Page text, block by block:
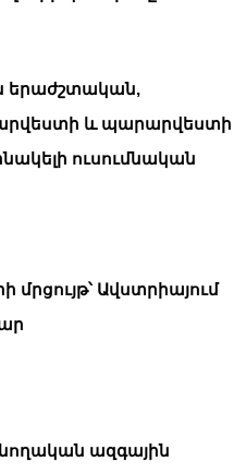
երաժշտական,
և պարարվեստի
ուսումնական
մրցույթ՝ Ավստրիայում
ազգային